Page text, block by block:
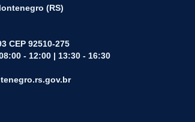
(RS)
CEP 92510-275
- 12:00 | 13:30 - 16:30